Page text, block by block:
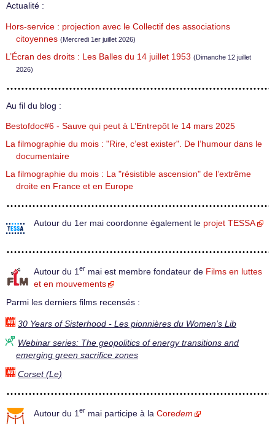
Actualité :
Hors-service : projection avec le Collectif des associations
citoyennes (Mercredi 1er juillet 2026)
L’Écran des droits : Les Balles du 14 juillet 1953 (Dimanche 12 juillet
2026)
Au fil du blog :
Bestofdoc#6 - Sauve qui peut à L’Entrepôt le 14 mars 2025
La filmographie du mois : "Rire, c’est exister". De l’humour dans le
documentaire
La filmographie du mois : La "résistible ascension" de l’extrême
droite en France et en Europe
Autour du 1er mai coordonne également le projet TESSA
Autour du 1 er mai est membre fondateur de Films en luttes
et en mouvements
Parmi les derniers films recensés :
30 Years of Sisterhood - Les pionnières du Women’s Lib
Webinar series: The geopolitics of energy transitions and
emerging green sacrifice zones
Corset (Le)
Autour du 1 er mai participe à la Coredem